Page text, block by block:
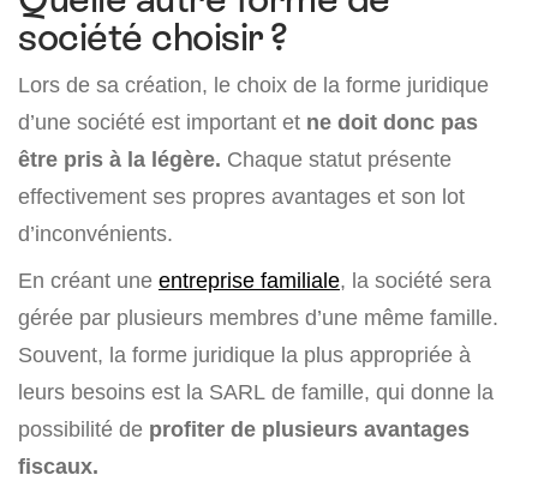
société choisir ?
Lors de sa création, le choix de la forme juridique
d’une société est important et ne doit donc pas
être pris à la légère. Chaque statut présente
effectivement ses propres avantages et son lot
d’inconvénients.
En créant une entreprise familiale, la société sera
gérée par plusieurs membres d’une même famille.
Souvent, la forme juridique la plus appropriée à
leurs besoins est la SARL de famille, qui donne la
possibilité de profiter de plusieurs avantages
fiscaux.